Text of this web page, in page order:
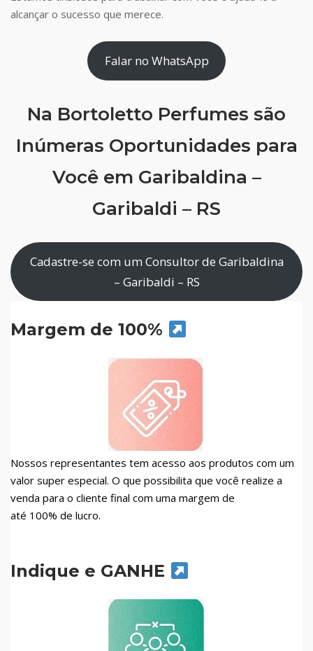
alcançar o sucesso que merece.
Falar no WhatsApp
Na Bortoletto Perfumes são
Inúmeras Oportunidades para
Você em Garibaldina –
Garibaldi – RS
Cadastre-se com um Consultor de Garibaldina
– Garibaldi – RS
Margem de 100%
Nossos representantes tem acesso aos produtos com um
valor super especial. O que possibilita que você realize a
venda para o cliente final com uma margem de
até 100% de lucro.
Indique e GANHE